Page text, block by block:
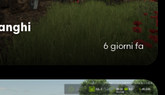
6 giorni fa